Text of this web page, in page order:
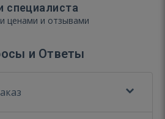
специалиста
ценами и отзывами
и Ответы